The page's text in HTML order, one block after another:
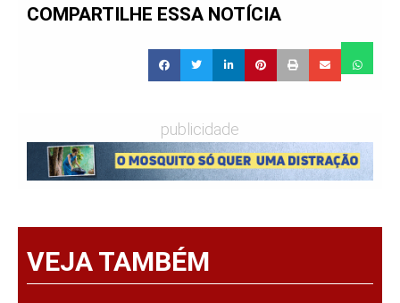
COMPARTILHE ESSA NOTÍCIA
publicidade
VEJA TAMBÉM